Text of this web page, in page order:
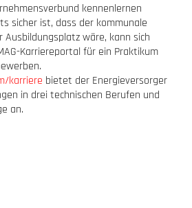
kennenlernen
sicher ist, dass der kommunale
wäre, kann sich
Karriereportal für ein Praktikum
karriere bietet der Energieversorger
in drei technischen Berufen und
an.